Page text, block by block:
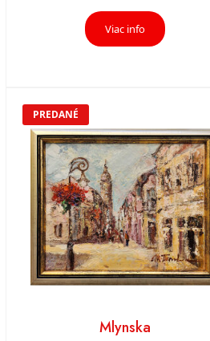
Viac info
PREDANÉ
Mlynska